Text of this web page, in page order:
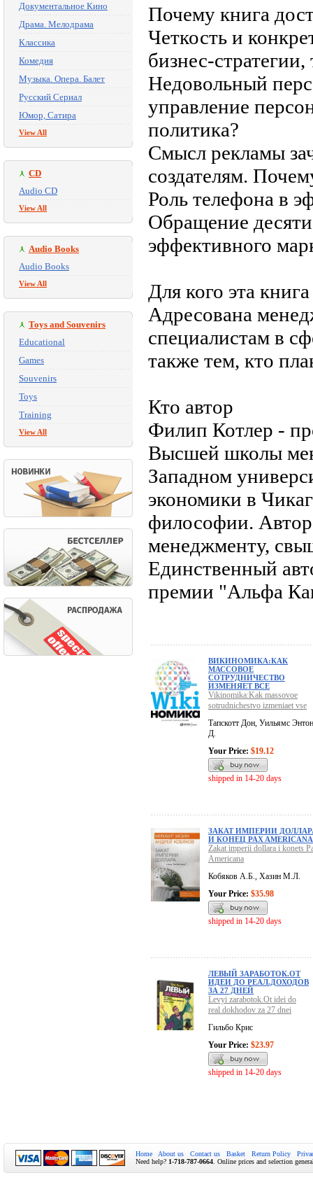
Документальное Кино
Драма. Мелодрама
Классика
Комедия
Музыка. Опера. Балет
Русский Сериал
Юмор, Сатира
View All
CD
Audio CD
View All
Audio Books
Audio Books
View All
Toys and Souvenirs
Educational
Games
Souvenirs
Toys
Training
View All
Почему книга
Четкость и
бизнес-
Недовольный
управление
политика?
Смысл рекламы
создателям.
Роль телефона в
Обращение десяти
эффективного
Для кого эта книга
Адресована
специалистам в
также тем, кто
Кто автор
Филип Котлер -
Высшей школы
Западном
экономики в
философии.
менеджменту,
Единственный
премии "Альфа
ВИКИНОМИКА:КАК
МАССОВОЕ
СОТРУДНИЧЕСТВО
ИЗМЕНЯЕТ ВСЕ
Vikinomika:Kak massovoe
sotrudnichestvo izmeniaet vse
Тапскотт Дон, Уильямс
Д.
Your Price: $19.12
shipped in 14-20 days
ЗАКАТ ИМПЕРИИ
И КОНЕЦ PAX AMERICANA
Zakat imperii dollara i konets
Americana
Кобяков А.Б., Хазин М.Л.
Your Price: $35.98
shipped in 14-20 days
ЛЕВЫЙ ЗАРАБОТОК.ОТ
ИДЕИ ДО РЕАЛ.ДОХОДОВ
ЗА 27 ДНЕЙ
Levyi zarabotok.Ot idei do
real.dokhodov za 27 dnei
Гильбо Крис
Your Price: $23.97
shipped in 14-20 days
Home About us Contact us Basket Return Policy
Need help? 1-718-787-0664 . Online prices and selection